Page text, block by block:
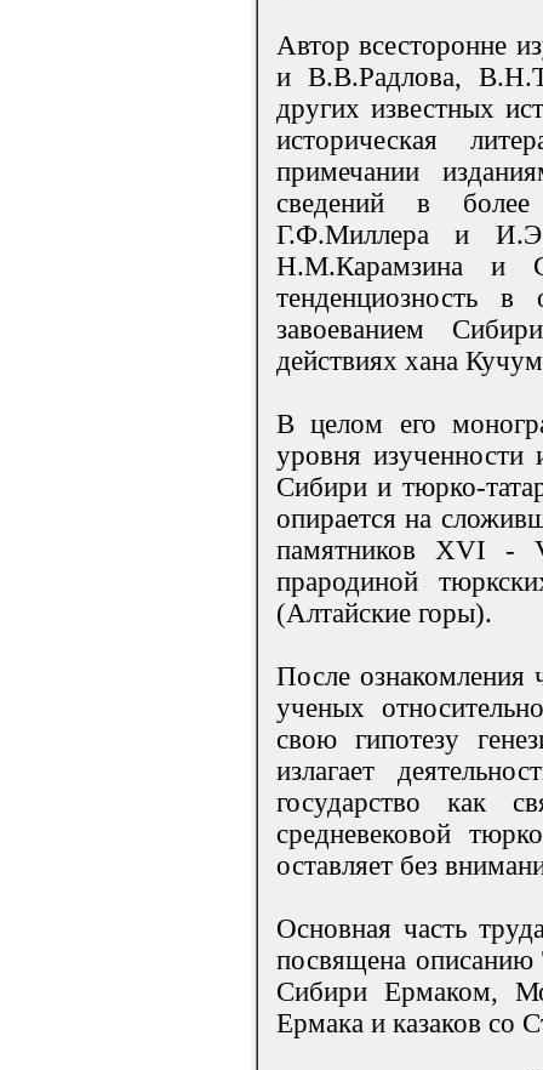
Автор всесторонне
и В.В.Радлова,
других известных
историческая
примечании
сведений в более
Г.Ф.Миллера и
Н.М.Карамзина и
тенденциозность
завоеванием
действиях хана
В целом его
уровня изученности
Сибири и тюрко-
опирается на
памятников XVI -
прародиной
(Алтайские горы).
После ознакомления
ученых
свою гипотезу
излагает
государство как
средневековой
оставляет без
Основная часть
посвящена описанию
Сибири Ермаком,
Ермака и казаков со